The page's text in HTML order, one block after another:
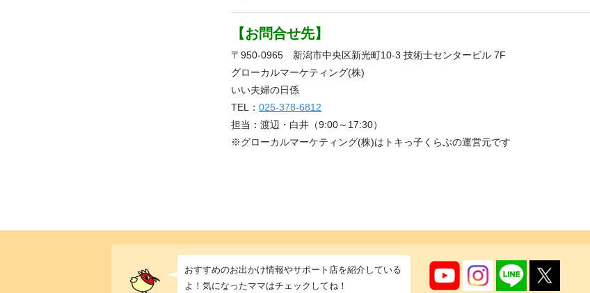
【お問合せ先】
〒950-0965 新潟市中央区新光町10-3 技術士センタービル 7F
グローカルマーケティング(株)
いい夫婦の日係
TEL： 025-378-6812
担当：渡辺・白井（9:00～17:30）
※グローカルマーケティング(株)はトキっ子くらぶの運営元です
おすすめのお出かけ情報やサポート店を紹介している
よ！気になったママはチェックしてね！